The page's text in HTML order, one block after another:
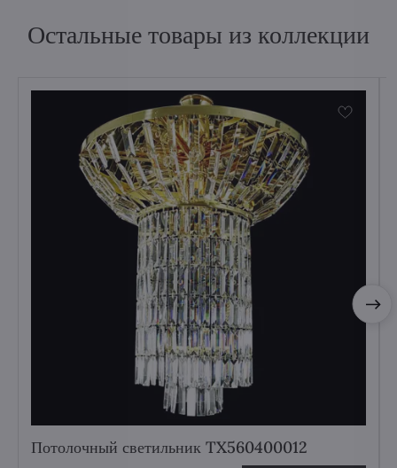
Остальные товары из коллекции
Потолочный светильник TX560400012